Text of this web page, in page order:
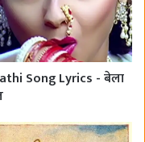
Song Lyrics - बेला